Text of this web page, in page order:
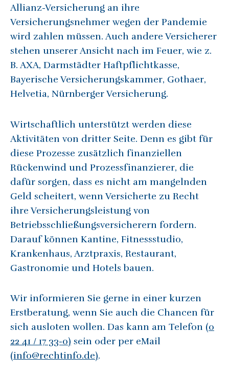
Allianz-Versicherung an ihre
Versicherungsnehmer wegen der Pandemie
wird zahlen müssen. Auch andere Versicherer
stehen unserer Ansicht nach im Feuer, wie z.
B. AXA, Darmstädter Haftpflichtkasse,
Bayerische Versicherungskammer, Gothaer,
Helvetia, Nürnberger Versicherung.
Wirtschaftlich unterstützt werden diese
Aktivitäten von dritter Seite. Denn es gibt für
diese Prozesse zusätzlich finanziellen
Rückenwind und Prozessfinanzierer, die
dafür sorgen, dass es nicht am mangelnden
Geld scheitert, wenn Versicherte zu Recht
ihre Versicherungsleistung von
Betriebsschließungsversicherern fordern.
Darauf können Kantine, Fitnessstudio,
Krankenhaus, Arztpraxis, Restaurant,
Gastronomie und Hotels bauen.
Wir informieren Sie gerne in einer kurzen
Erstberatung, wenn Sie auch die Chancen für
sich ausloten wollen. Das kann am Telefon (0
22 41 / 17 33-0) sein oder per eMail
(info@rechtinfo.de).